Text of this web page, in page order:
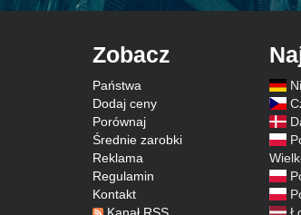
Zobacz
Państwa
Dodaj ceny
Porównaj
Średnie zarobki
Reklama
Regulamin
Kontakt